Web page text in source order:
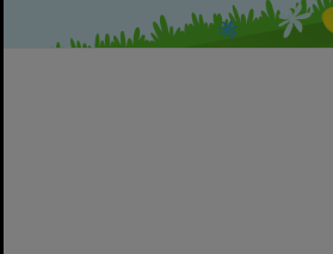
Quy cách đóng gói: 237ml, thùng 30